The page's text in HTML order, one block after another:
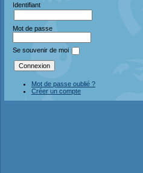
Identifiant
Mot de passe
Se souvenir de moi
Mot de passe oublié ?
Créer un compte